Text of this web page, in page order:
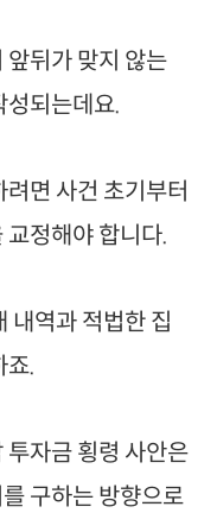
앞뒤가 맞지 않는
성되는데요.
면 사건 초기부터
정해야 합니다.
내역과 적법한 집
죠.
자금 횡령 사안은
구하는 방향으로